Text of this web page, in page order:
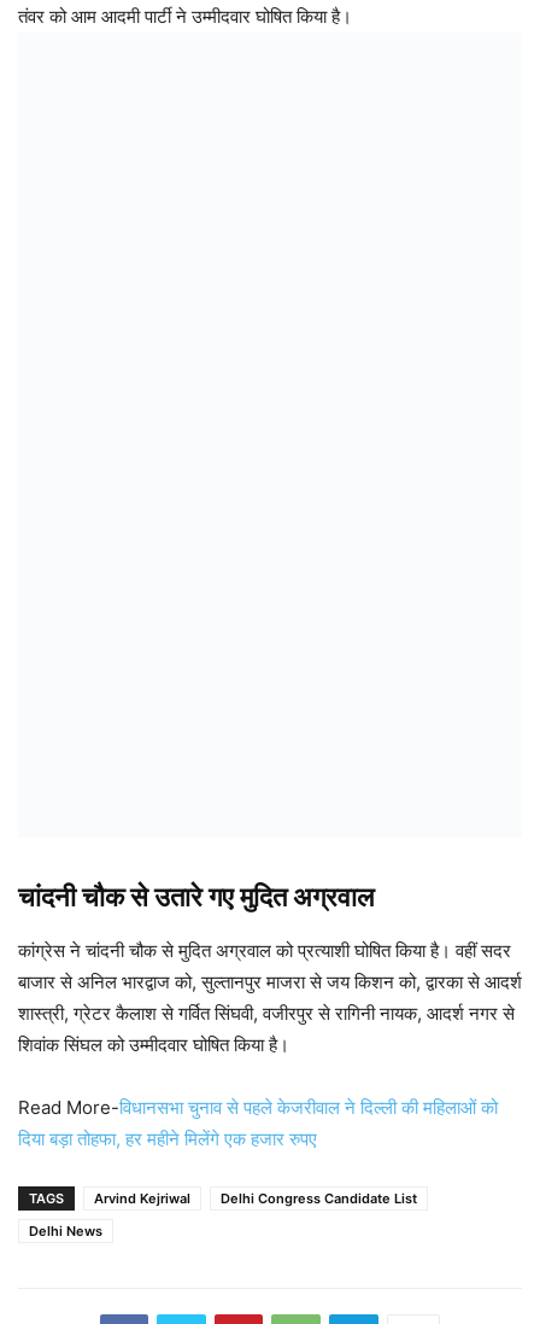
तंवर को आम आदमी पार्टी ने उम्मीदवार घोषित किया है।
चांदनी चौक से उतारे गए मुदित अग्रवाल
कांग्रेस ने चांदनी चौक से मुदित अग्रवाल को प्रत्याशी घोषित किया है। वहीं सदर
बाजार से अनिल भारद्वाज को, सुल्तानपुर माजरा से जय किशन को, द्वारका से आदर्श
शास्त्री, ग्रेटर कैलाश से गर्वित सिंघवी, वजीरपुर से रागिनी नायक, आदर्श नगर से
शिवांक सिंघल को उम्मीदवार घोषित किया है।
Read More-विधानसभा चुनाव से पहले केजरीवाल ने दिल्ली की महिलाओं को
दिया बड़ा तोहफा, हर महीने मिलेंगे एक हजार रुपए
TAGS Arvind Kejriwal
Delhi Congress Candidate List
Delhi News